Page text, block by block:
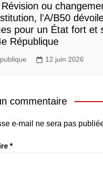
ou
l’A/B50
pour un État fort et
République
12 juin 2026
commentaire
e-mail ne sera pas
*